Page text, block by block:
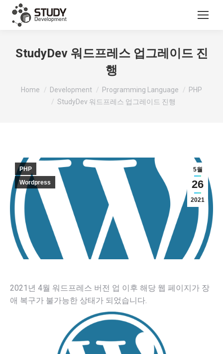
StudyDev 워드프레스 업그레이드 진
행
You are here:
Home Development Programming Language
PHP
StudyDev 워드프레스 업그레이드 진행
5월
26
2021
PHP
Wordpress
2021년 4월 워드프레스 버전 업 이후 해당 웹 페이지가 장
애 복구가 불가능한 상태가 되었습니다.